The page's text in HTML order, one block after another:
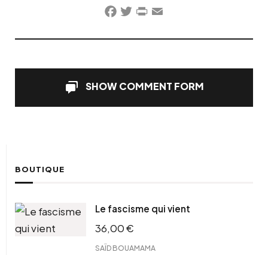
Facebook
TwitterPrintFriendly
Email
SHOW COMMENT FORM
BOUTIQUE
Le fascisme qui vient
36,00€
SAÏD BOUAMAMA